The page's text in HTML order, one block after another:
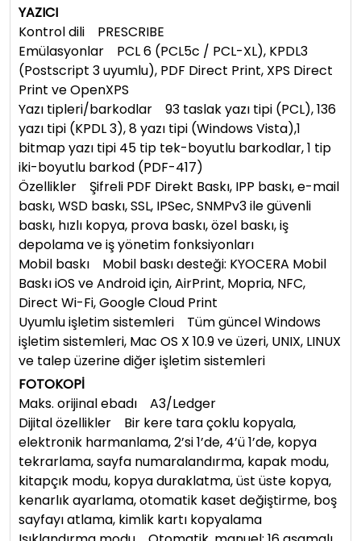
YAZICI
Kontrol dili PRESCRIBE
Emülasyonlar PCL 6 (PCL5c / PCL-XL), KPDL3
(Postscript 3 uyumlu), PDF Direct Print, XPS Direct
Print ve OpenXPS
Yazı tipleri/barkodlar 93 taslak yazı tipi (PCL), 136
yazı tipi (KPDL 3), 8 yazı tipi (Windows Vista),1
bitmap yazı tipi 45 tip tek-boyutlu barkodlar, 1 tip
iki-boyutlu barkod (PDF-417)
Özellikler Şifreli PDF Direkt Baskı, IPP baskı, e-mail
baskı, WSD baskı, SSL, IPSec, SNMPv3 ile güvenli
baskı, hızlı kopya, prova baskı, özel baskı, iş
depolama ve iş yönetim fonksiyonları
Mobil baskı Mobil baskı desteği: KYOCERA Mobil
Baskı iOS ve Android için, AirPrint, Mopria, NFC,
Direct Wi-Fi, Google Cloud Print
Uyumlu işletim sistemleri Tüm güncel Windows
işletim sistemleri, Mac OS X 10.9 ve üzeri, UNIX, LINUX
ve talep üzerine diğer işletim sistemleri
FOTOKOPİ
Maks. orijinal ebadı A3/Ledger
Dijital özellikler Bir kere tara çoklu kopyala,
elektronik harmanlama, 2’si 1’de, 4’ü 1’de, kopya
tekrarlama, sayfa numaralandırma, kapak modu,
kitapçık modu, kopya duraklatma, üst üste kopya,
kenarlık ayarlama, otomatik kaset değiştirme, boş
sayfayı atlama, kimlik kartı kopyalama